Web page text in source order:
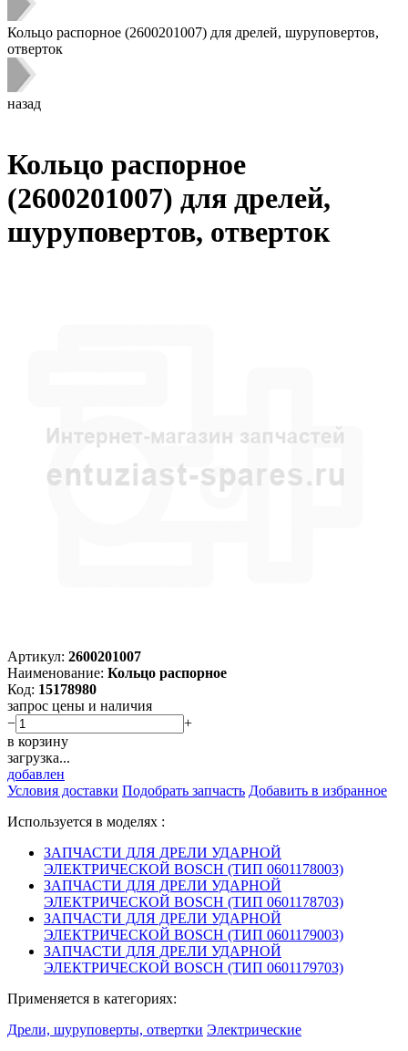
Кольцо распорное (2600201007) для дрелей, шуруповертов,
отверток
назад
Кольцо распорное
(2600201007) для дрелей,
шуруповертов, отверток
Артикул: 2600201007
Наименование: Кольцо распорное
Код: 15178980
запрос цены и наличия
−
+
в корзину
загрузка...
добавлен
Условия доставки Подобрать запчасть Добавить в избранное
Используется в моделях :
ЗАПЧАСТИ ДЛЯ ДРЕЛИ УДАРНОЙ
ЭЛЕКТРИЧЕСКОЙ BOSCH (ТИП 0601178003)
ЗАПЧАСТИ ДЛЯ ДРЕЛИ УДАРНОЙ
ЭЛЕКТРИЧЕСКОЙ BOSCH (ТИП 0601178703)
ЗАПЧАСТИ ДЛЯ ДРЕЛИ УДАРНОЙ
ЭЛЕКТРИЧЕСКОЙ BOSCH (ТИП 0601179003)
ЗАПЧАСТИ ДЛЯ ДРЕЛИ УДАРНОЙ
ЭЛЕКТРИЧЕСКОЙ BOSCH (ТИП 0601179703)
Применяется в категориях:
Дрели, шуруповерты, отвертки Электрические